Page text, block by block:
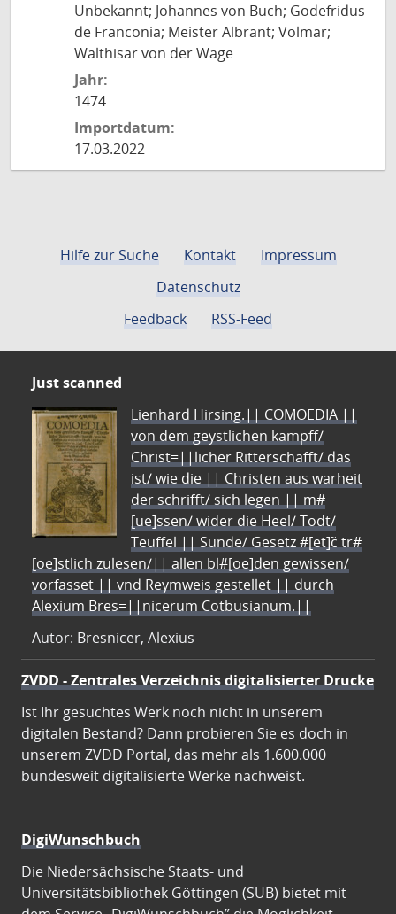
Unbekannt; Johannes von Buch; Godefridus
de Franconia; Meister Albrant; Volmar;
Walthisar von der Wage
Jahr:
1474
Importdatum:
17.03.2022
Hilfe zur Suche Kontakt
Impressum
Datenschutz
Feedback
RSS-Feed
Just scanned
Lienhard Hirsing.|| COMOEDIA ||
von dem geystlichen kampff/
Christ=||licher Ritterschafft/ das
ist/ wie die || Christen aus warheit
der schrifft/ sich legen || m#
[ue]ssen/ wider die Heel/ Todt/
Teuffel || Sünde/ Gesetz #[et]c̃ tr#
[oe]stlich zulesen/|| allen bl#[oe]den gewissen/
vorfasset || vnd Reymweis gestellet || durch
Alexium Bres=||nicerum Cotbusianum.||
Autor: Bresnicer, Alexius
ZVDD - Zentrales Verzeichnis digitalisierter Drucke
Ist Ihr gesuchtes Werk noch nicht in unserem
digitalen Bestand? Dann probieren Sie es doch in
unserem ZVDD Portal, das mehr als 1.600.000
bundesweit digitalisierte Werke nachweist.
DigiWunschbuch
Die Niedersächsische Staats- und
Universitätsbibliothek Göttingen (SUB) bietet mit